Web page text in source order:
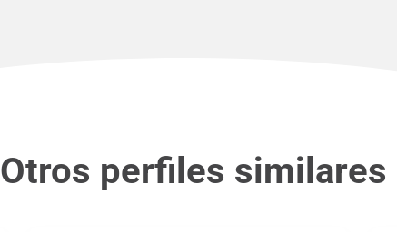
Otros perfiles similares